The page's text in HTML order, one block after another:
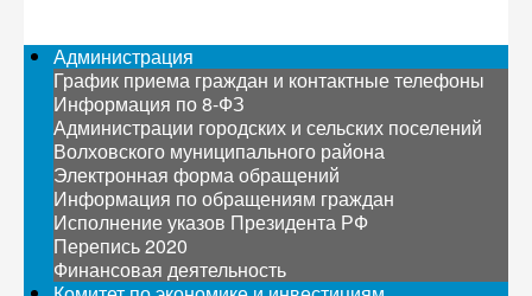
Администрация
График приема граждан и контактные телефоны
Информация по 8-ФЗ
Администрации городских и сельских поселений
Волховского муниципального района
Электронная форма обращений
Информация по обращениям граждан
Исполнение указов Президента РФ
Перепись 2020
Финансовая деятельность